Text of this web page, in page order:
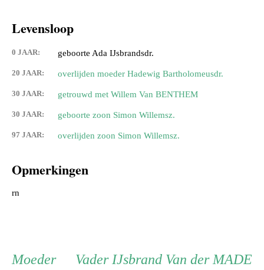
Levensloop
0 JAAR: geboorte Ada IJsbrandsdr.
20 JAAR: overlijden moeder Hadewig Bartholomeusdr.
30 JAAR: getrouwd met Willem Van BENTHEM
30 JAAR: geboorte zoon Simon Willemsz.
97 JAAR: overlijden zoon Simon Willemsz.
Opmerkingen
rn
Vader Vader
IJsbrand Van der MADE
MoederMoeder